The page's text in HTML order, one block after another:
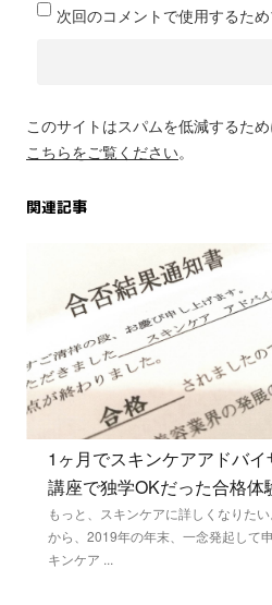
次回のコメントで使用するた
このサイトはスパムを低減するた
こちらをご覧ください。
関連記事
1ヶ月でスキンケアアドバ
講座で独学OKだった合格体
もっと、スキンケアに詳しくなりた
から、2019年の年末、一念発起して
キンケア ...